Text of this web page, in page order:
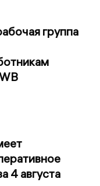
группа
4 августа